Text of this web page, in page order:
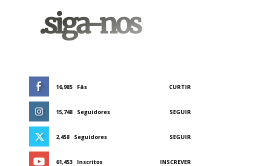
.siga-nos
16,985 Fãs CURTIR
15,748 Seguidores SEGUIR
2,458 Seguidores SEGUIR
61,453 Inscritos INSCREVER